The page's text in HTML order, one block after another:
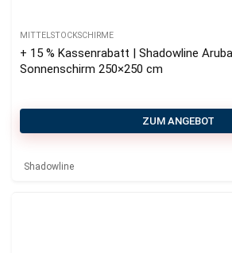
MITTELSTOCKSCHIRME
+ 15 % Kassenrabatt | Shadowline Aruba
Sonnenschirm 250×250 cm
ZUM ANGEBOT
Shadowline